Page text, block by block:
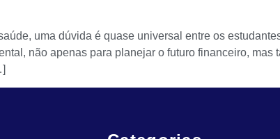
uma dúvida é quase universal entre os
não apenas para planejar o futuro financeiro,